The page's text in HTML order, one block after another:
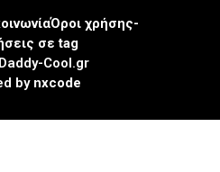
Cool.gr
Όροι χρήσης-
σε tag
by nxcode